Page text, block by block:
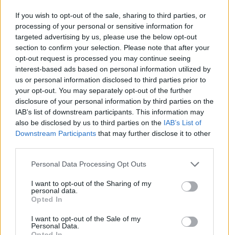
If you wish to opt-out of the sale, sharing to third parties, or
processing of your personal or sensitive information for
targeted advertising by us, please use the below opt-out
section to confirm your selection. Please note that after your
opt-out request is processed you may continue seeing
interest-based ads based on personal information utilized by
us or personal information disclosed to third parties prior to
your opt-out. You may separately opt-out of the further
disclosure of your personal information by third parties on the
IAB’s list of downstream participants. This information may
also be disclosed by us to third parties on the IAB’s List of
Downstream Participants that may further disclose it to other
Please note that this website/app uses one or more Google
not limited to your visit or usage behaviour. You may click to
grant or deny consent to Google and its third-party tags to
use your data for below specified purposes in below Google
consent section.
Personal Data Processing Opt Outs
I want to opt-out of the Sharing of my
personal data.
Opted In
I want to opt-out of the Sale of my
Personal Data.
Kaffebryggeriet to ganger, sist i 2022. Foto: Reichert/Nordic
Forsterker stallen
I forkant av inneværende sesong mistet det norske